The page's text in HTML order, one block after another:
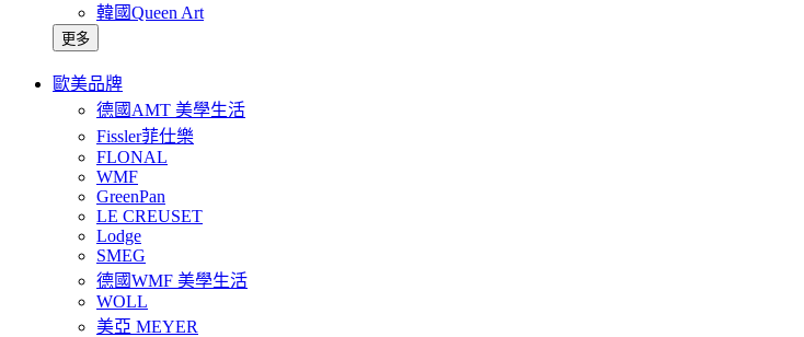
韓國Queen Art
更多
歐美品牌
德國AMT 美學生活
Fissler菲仕樂
FLONAL
WMF
GreenPan
LE CREUSET
Lodge
SMEG
德國WMF 美學生活
WOLL
美亞 MEYER